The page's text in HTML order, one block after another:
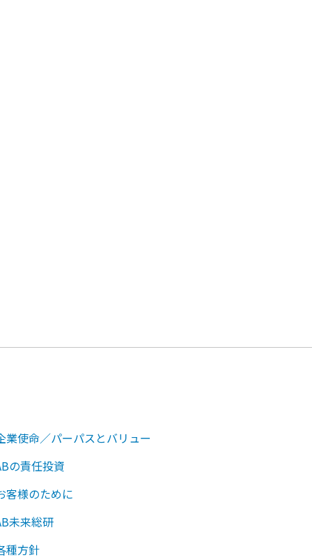
業使命／パーパスとバリュー
の責任投資
客様のために
未来総研
種方針